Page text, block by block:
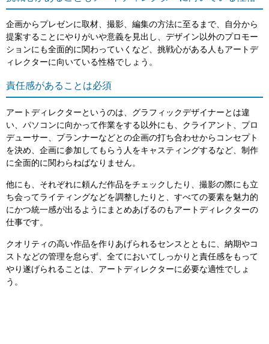
企画からプレゼンに取材、撮影、編集の方法に至るまで、自分から
提案することにやりがいや意義を見出し、デザイン以外のプロモー
ションにも全面的に関わっていくなど、挑戦心がある人もアートデ
ィレクターに向いている性格でしょう。
責任感があることは必須
アートディレクターというのは、グラフィックデザイナーとは違
い、パソコンに向かって作業をする以外にも、クライアント、プロ
デューサー、プランナーなどとの企画の打ち合わせからコンセプト
を決め、企画に参加してもらう人をキャスティングするなど、制作
に全面的に関わらねばなりません。
他にも、それぞれに頼んだ作品をチェックしたり、撮影の際にも立
ち会ってライティングなどを調整したりと、すべての要素を魅力的
にかつ統一感が出るようにまとめあげるのもアートディレクターの
仕事です。
クオリティの高い作品を作りあげられるセンスとともに、納期やコ
ストなどの管理を怠らず、全てにおいてしっかりと責任感をもって
やり遂げられることは、アートディレクターに必要な適性でしょ
う。